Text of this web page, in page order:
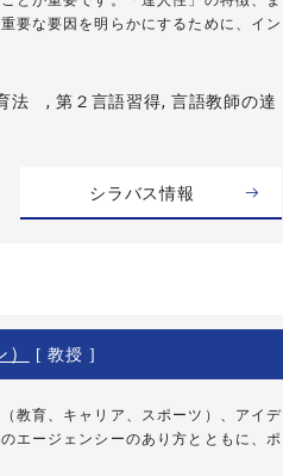
要な要因を明らかにするために、イン
法 , 第２言語習得, 言語教師の達
シラバス情報
[ 教授 ]
教育、キャリア、スポーツ）、アイデ
エージェンシーのあり方とともに、ポ